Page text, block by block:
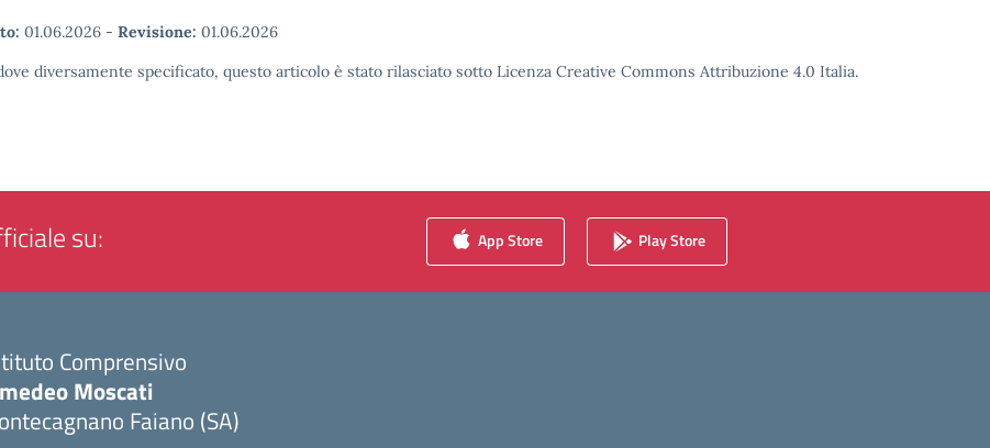
01.06.2026 - Revisione: 01.06.2026
diversamente specificato, questo articolo è stato rilasciato sotto Licenza Creative Commons Attribuzione 4.0 Italia.
su: App Store Play Store
Comprensivo
Moscati
Faiano (SA)